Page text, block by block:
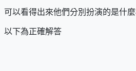
可以看得出來他們分別扮演的是什
以下為正確解答